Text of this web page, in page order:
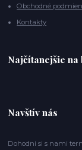
Obchodné
Kontakty
Najčítanejšie na
Navštív nás
Dohodni si s nami